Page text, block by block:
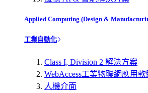
Applied Computing (Design &
工業自動化
Class I, Division 2 解決方案
WebAccess工業物聯網應用
人機介面